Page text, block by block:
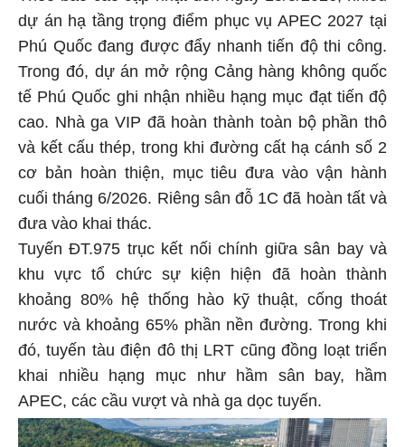
dự án hạ tầng trọng điểm phục vụ APEC 2027 tại
Phú Quốc đang được đẩy nhanh tiến độ thi công.
Trong đó, dự án mở rộng Cảng hàng không quốc
tế Phú Quốc ghi nhận nhiều hạng mục đạt tiến độ
cao. Nhà ga VIP đã hoàn thành toàn bộ phần thô
và kết cấu thép, trong khi đường cất hạ cánh số 2
cơ bản hoàn thiện, mục tiêu đưa vào vận hành
cuối tháng 6/2026. Riêng sân đỗ 1C đã hoàn tất và
đưa vào khai thác.
Tuyến ĐT.975 trục kết nối chính giữa sân bay và
khu vực tổ chức sự kiện hiện đã hoàn thành
khoảng 80% hệ thống hào kỹ thuật, cống thoát
nước và khoảng 65% phần nền đường. Trong khi
đó, tuyến tàu điện đô thị LRT cũng đồng loạt triển
khai nhiều hạng mục như hầm sân bay, hầm
APEC, các cầu vượt và nhà ga dọc tuyến.